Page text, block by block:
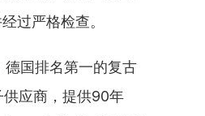
过严格检查。
德国排名第一的复古
供应商，提供90年